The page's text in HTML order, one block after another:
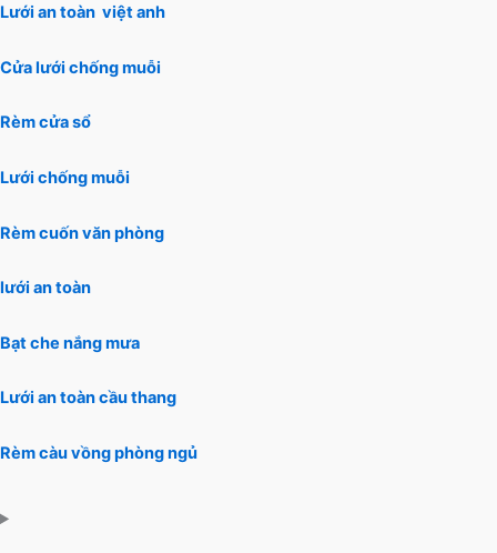
Lưới an toàn việt anh
Cửa lưới chống muỗi
Rèm cửa sổ
Lưới chống muỗi
Rèm cuốn văn phòng
lưới an toàn
Bạt che nắng mưa
Lưới an toàn cầu thang
Rèm càu vồng phòng ngủ